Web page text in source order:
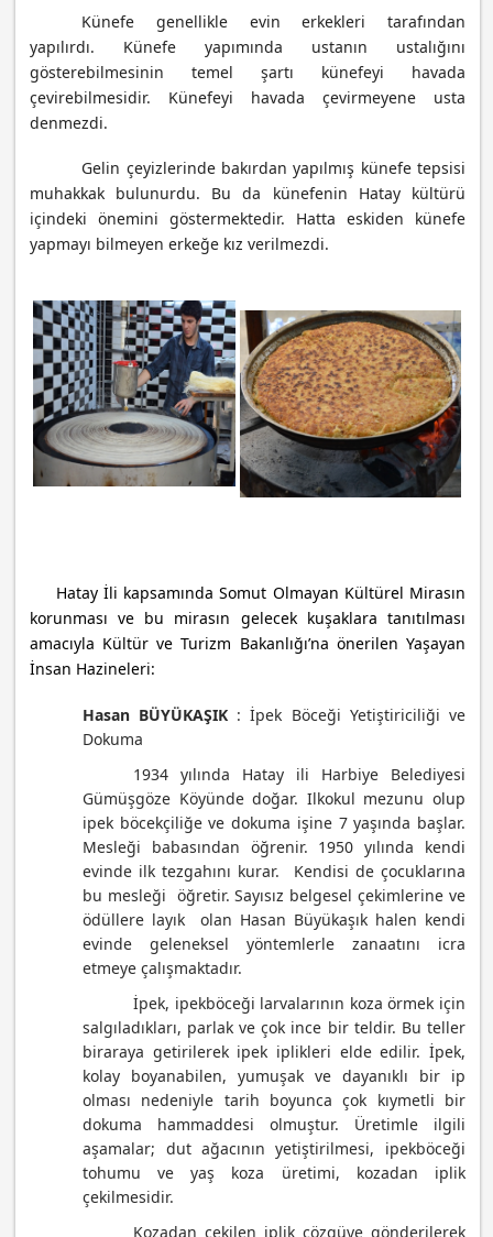
Künefe genellikle evin erkekleri tarafından
yapılırdı. Künefe yapımında ustanın ustalığını
gösterebilmesinin temel şartı künefeyi havada
çevirebilmesidir. Künefeyi havada çevirmeyene usta
denmezdi.
Gelin çeyizlerinde bakırdan yapılmış künefe tepsisi
muhakkak bulunurdu. Bu da künefenin Hatay kültürü
içindeki önemini göstermektedir. Hatta eskiden künefe
yapmayı bilmeyen erkeğe kız verilmezdi.
Hatay İli kapsamında Somut Olmayan Kültürel Mirasın
korunması ve bu mirasın gelecek kuşaklara tanıtılması
amacıyla Kültür ve Turizm Bakanlığı’na önerilen Yaşayan
İnsan Hazineleri:
Hasan BÜYÜKAŞIK :İpek Böceği Yetiştiriciliği ve
Dokuma
1934 yılında Hatay ili Harbiye Belediyesi
Gümüşgöze Köyünde doğar. Ilkokul mezunu olup
ipek böcekçiliğe ve dokuma işine 7 yaşında başlar.
Mesleği babasından öğrenir. 1950 yılında kendi
evinde ilk tezgahını kurar. Kendisi de çocuklarına
bu mesleği öğretir. Sayısız belgesel çekimlerine ve
ödüllere layık olan Hasan Büyükaşık halen kendi
evinde geleneksel yöntemlerle zanaatını icra
etmeye çalışmaktadır.
İpek, ipekböceği larvalarının koza örmek için
salgıladıkları, parlak ve çok ince bir teldir. Bu teller
biraraya getirilerek ipek iplikleri elde edilir. İpek,
kolay boyanabilen, yumuşak ve dayanıklı bir ip
olması nedeniyle tarih boyunca çok kıymetli bir
dokuma hammaddesi olmuştur. Üretimle ilgili
aşamalar; dut ağacının yetiştirilmesi, ipekböceği
tohumu ve yaş koza üretimi, kozadan iplik
çekilmesidir.
Kozadan çekilen iplik çözgüye gönderilerek